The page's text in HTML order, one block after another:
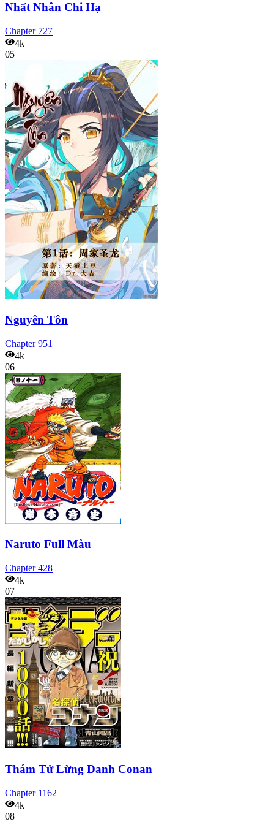
Nhất Nhân Chi Hạ
Chapter 727
4k
05
Nguyên Tôn
Chapter951
4k
06
Naruto Full Màu
Chapter428
4k
07
Thám Tử Lừng Danh Conan
Chapter 1162
4k
08